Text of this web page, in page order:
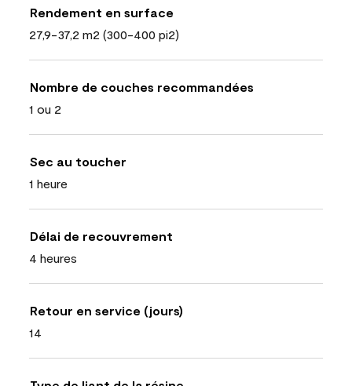
Rendement en surface
27,9-37,2 m2 (300-400 pi2)
Nombre de couches recommandées
1 ou 2
Sec au toucher
1 heure
Délai de recouvrement
4 heures
Retour en service (jours)
14